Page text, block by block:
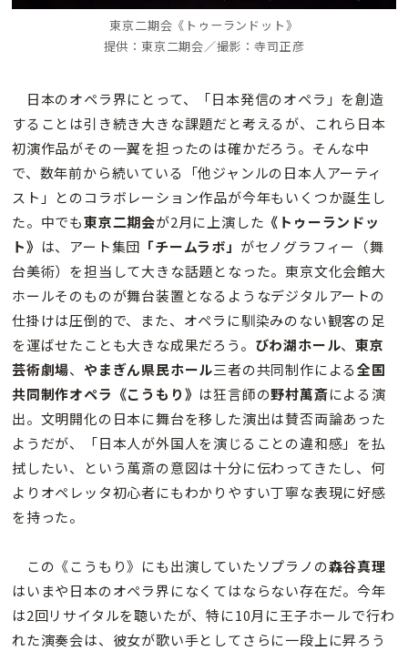
東京二期会《トゥーランドット》
提供：東京二期会／撮影：寺司正彦
日本のオペラ界にとって、「日本発信のオペラ」を創造
することは引き続き大きな課題だと考えるが、これら日本
初演作品がその一翼を担ったのは確かだろう。そんな中
で、数年前から続いている「他ジャンルの日本人アーティ
スト」とのコラボレーション作品が今年もいくつか誕生し
た。中でも東京二期会が2月に上演した 《トゥーランドッ
ト》 は、アート集団 「チームラボ」 がセノグラフィー（舞
台美術）を担当して大きな話題となった。東京文化会館大
ホールそのものが舞台装置となるようなデジタルアートの
仕掛けは圧倒的で、また、オペラに馴染みのない観客の足
を運ばせたことも大きな成果だろう。 びわ湖ホール、東京
芸術劇場、やまぎん県民ホール三者の共同制作による全国
共同制作オペラ《こうもり》 は狂言師の野村萬斎による演
出。文明開化の日本に舞台を移した演出は賛否両論あった
ようだが、「日本人が外国人を演じることの違和感」を払
拭したい、という萬斎の意図は十分に伝わってきたし、何
よりオペレッタ初心者にもわかりやすい丁寧な表現に好感
を持った。
この《こうもり》にも出演していたソプラノの森谷真理
はいまや日本のオペラ界になくてはならない存在だ。今年
は2回リサイタルを聴いたが、特に10月に王子ホールで行わ
れた演奏会は、彼女が歌い手としてさらに一段上に昇ろう